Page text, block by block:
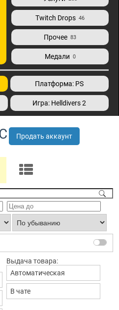
Twitch Drops 46
Прочее 83
Медали 0
Платформа: PS
Игра: Helldivers 2
Продать аккаунт
Выдача товара:
Автоматическая
В чате